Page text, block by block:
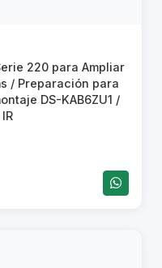
220 para Ampliar
/ Preparación para
DS-KAB6ZU1 /